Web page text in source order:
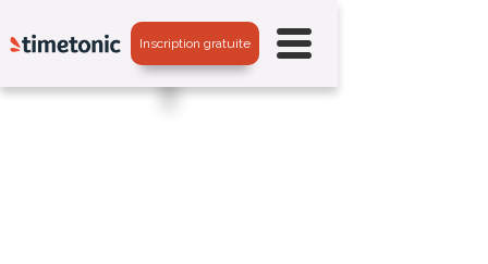
Inscription gratuite